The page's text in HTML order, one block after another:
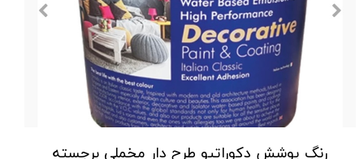
رنگ پوشش دکوراتیو طرح دار مخملی برجسته